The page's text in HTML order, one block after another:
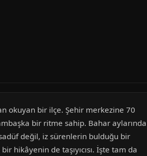
okuyan bir ilçe. Şehir merkezine 70
bir ritme sahip. Bahar aylarında
değil, iz sürenlerin bulduğu bir
hikâyenin de taşıyıcısı. İşte tam da